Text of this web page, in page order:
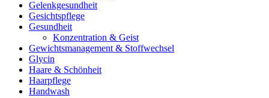
Gelenkgesundheit
Gesichtspflege
Gesundheit
Konzentration & Geist
Gewichtsmanagement & Stoffwechsel
Glycin
Haare & Schönheit
Haarpflege
Handwash